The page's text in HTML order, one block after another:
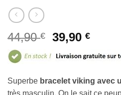
44,90€
Le
initial
44,90 €.
39,90€Le
Superbe bracelet viking avec
très masculin. On le sait ce